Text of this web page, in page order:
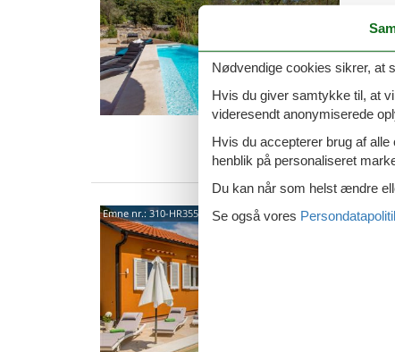
Vil I
er
bo i et
6
2
Emne nr.:310-HR3550.646.1
Nødvendige cookies sikrer, at
Hvis du giver samtykke til, at
videresendt anonymiserede
Hvis du accepterer brug af
henblik på personaliseret
Du kan når som helst ændre
Se også vores